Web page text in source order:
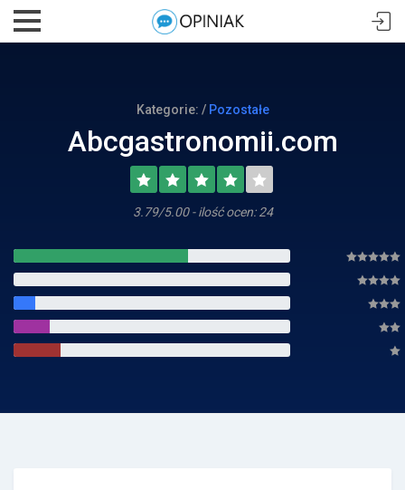
Kategorie: / Pozostałe
Abcgastronomii.com
3.79/5.00 - ilość ocen: 24